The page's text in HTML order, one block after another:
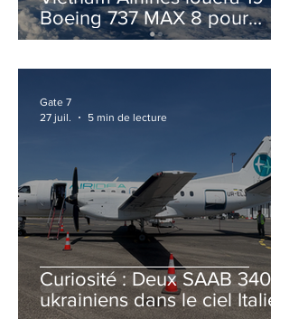
Boeing 737 MAX 8 pour
accélérer la modernisation
Curiosité : Deux SAAB 340B
ukrainiens dans le ciel Italien
Gate 7
27 juil.
5 min de lecture